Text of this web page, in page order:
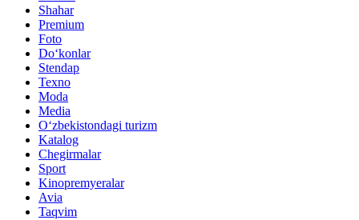
Shahar
Premium
Foto
Do‘konlar
Stendap
Texno
Moda
Media
O‘zbekistondagi turizm
Katalog
Chegirmalar
Sport
Kinopremyeralar
Avia
Taqvim